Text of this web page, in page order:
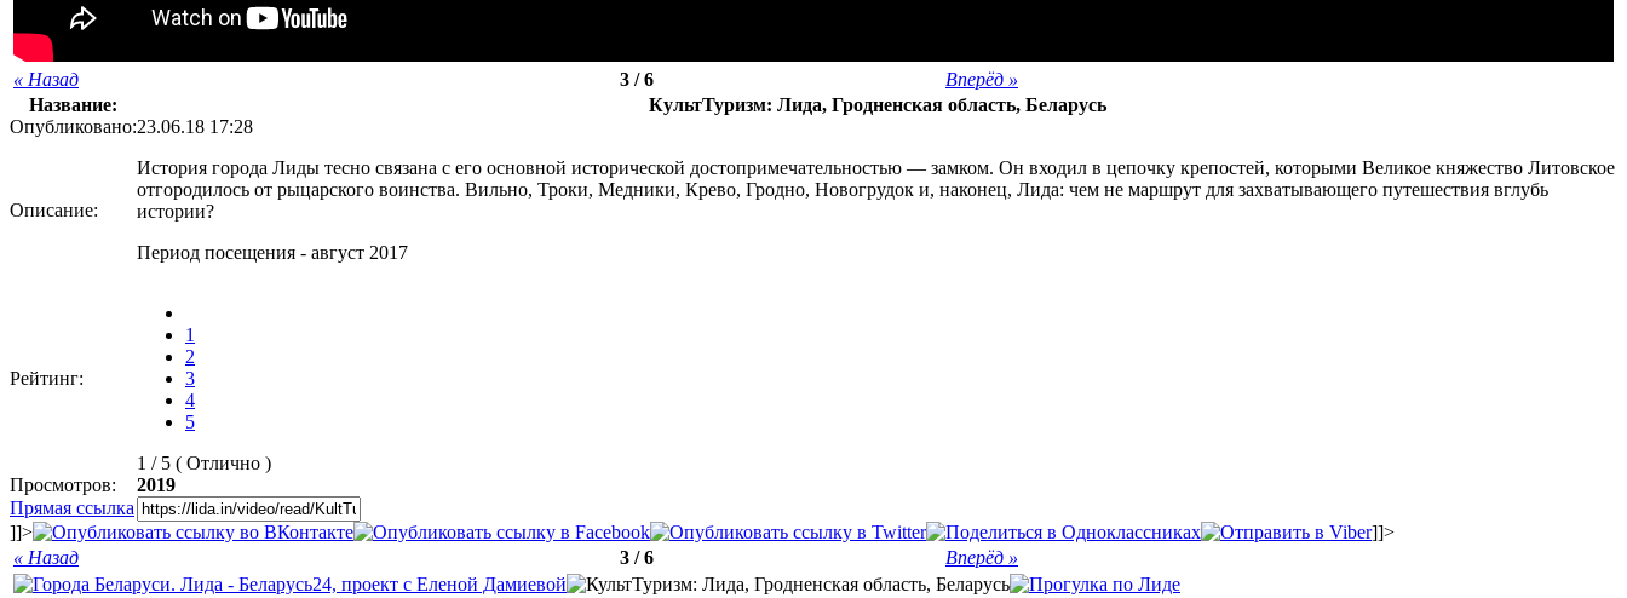
« Назад 3 / 6
Вперёд »
Название:
КультТуризм: Лида, Гродненская область, Беларусь
Опубликовано:23.06.18 17:28
Описание:
История города Лиды тесно связана с его основной исторической достопримечательностью — замком. Он входил в цепочку крепостей, которыми Великое княжество Литовское
отгородилось от рыцарского воинства. Вильно, Троки, Медники, Крево, Гродно, Новогрудок и, наконец, Лида: чем не маршрут для захватывающего путешествия вглубь
истории?
Период посещения - август 2017
Рейтинг:
1
2
3
4
5
1 / 5 ( Отлично )
Просмотров:
2019
Прямая ссылка
]]>
]]>
« Назад
3 / 6 Вперёд »